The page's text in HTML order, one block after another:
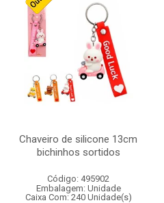
Chaveiro de silicone 13cm
bichinhos sortidos
Código: 495902
Embalagem: Unidade
Caixa Com: 240 Unidade(s)